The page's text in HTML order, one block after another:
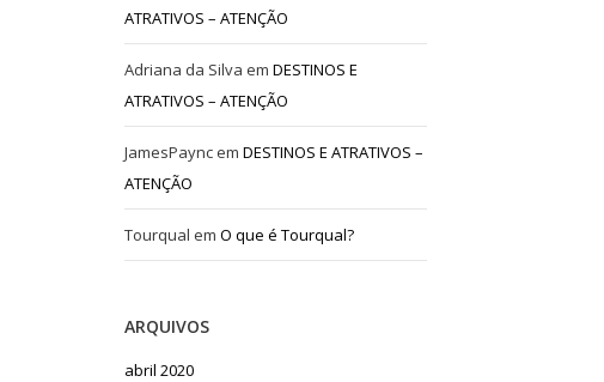
ATRATIVOS – ATENÇÃO
Adriana da Silva emDESTINOS E
ATRATIVOS – ATENÇÃO
JamesPaync emDESTINOS E ATRATIVOS –
ATENÇÃO
Tourqual emO que é Tourqual?
ARQUIVOS
abril 2020